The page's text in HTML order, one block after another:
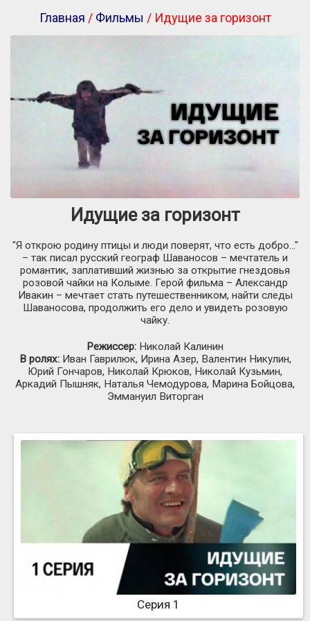
Главная / Фильмы / Идущие за горизонт
Идущие за горизонт
"Я открою родину птицы и люди поверят, что есть добро..."
– так писал русский географ Шаваносов – мечтатель и
романтик, заплативший жизнью за открытие гнездовья
розовой чайки на Колыме. Герой фильма – Александр
Ивакин – мечтает стать путешественником, найти следы
Шаваносова, продолжить его дело и увидеть розовую
чайку.
Режиссер: Николай Калинин
В ролях:Иван Гаврилюк, Ирина Азер, Валентин Никулин,
Юрий Гончаров, Николай Крюков, Николай Кузьмин,
Аркадий Пышняк, Наталья Чемодурова, Марина Бойцова,
Эммануил Виторган
Серия 1